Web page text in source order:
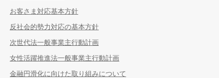
お客さま対応基本方針
反社会的勢力対応の基本方針
次世代法一般事業主行動計画
女性活躍推進法一般事業主行動計画
金融円滑化に向けた取り組みについて